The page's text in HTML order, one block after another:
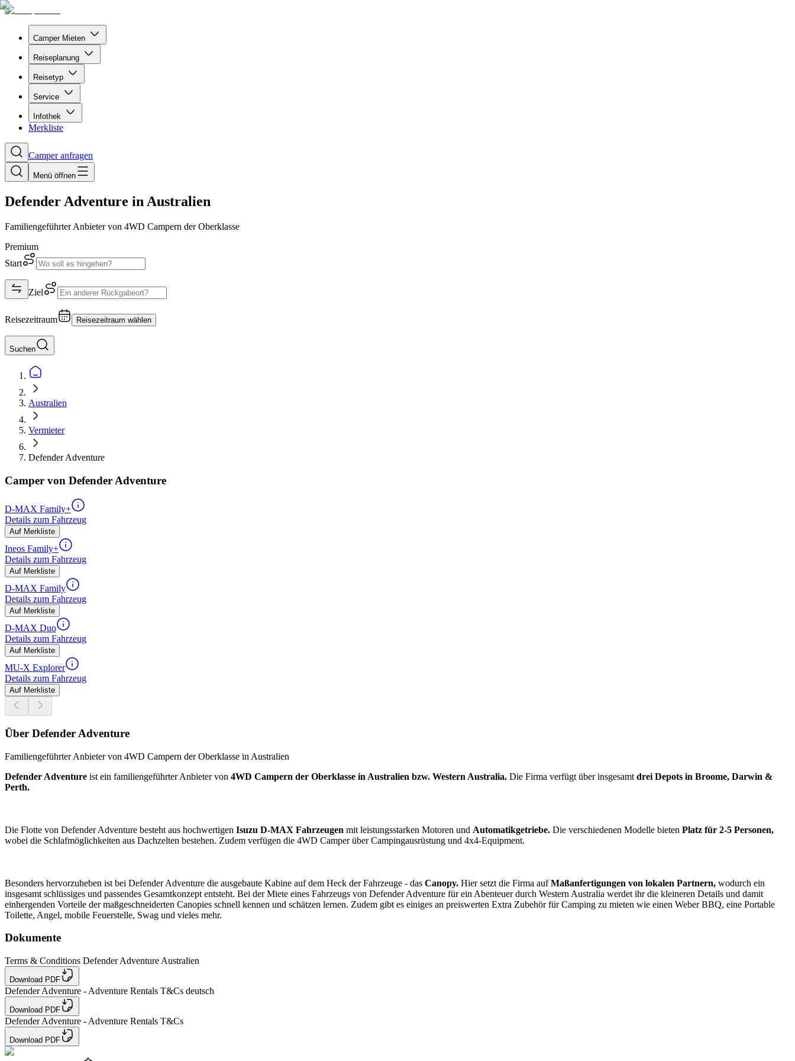
Camper Mieten
Reiseplanung
Reisetyp
Service
Infothek
Merkliste
Camper anfragen
Menü öffnen
Defender Adventure in Australien
Familiengeführter Anbieter von 4WD Campern der Oberklasse
Premium
Start
Ziel
Reisezeitraum Reisezeitraum wählen
Suchen
Australien
Vermieter
Defender Adventure
Camper von Defender Adventure
D-MAX Family+
Details zum Fahrzeug
Auf Merkliste
Ineos Family+
Details zum Fahrzeug
Auf Merkliste
D-MAX Family
Details zum Fahrzeug
Auf Merkliste
D-MAX Duo
Details zum Fahrzeug
Auf Merkliste
MU-X Explorer
Details zum Fahrzeug
Auf Merkliste
Über Defender Adventure
Familiengeführter Anbieter von 4WD Campern der Oberklasse in Australien
Defender Adventure ist ein familiengeführter Anbieter von 4WD Campern der Oberklasse in Australien bzw. Western Australia. Die Firma verfügt über insgesamt drei Depots in Broome, Darwin &
Perth.
Die Flotte von Defender Adventure besteht aus hochwertigen Isuzu D-MAX Fahrzeugen mit leistungsstarken Motoren und Automatikgetriebe. Die verschiedenen Modelle bieten Platz für 2-5 Personen,
wobei die Schlafmöglichkeiten aus Dachzelten bestehen. Zudem verfügen die 4WD Camper über Campingausrüstung und 4x4-Equipment.
Besonders hervorzuheben ist bei Defender Adventure die ausgebaute Kabine auf dem Heck der Fahrzeuge - das Canopy. Hier setzt die Firma aufMaßanfertigungen von lokalen Partnern, wodurch ein
insgesamt schlüssiges und passendes Gesamtkonzept entsteht. Bei der Miete eines Fahrzeugs von Defender Adventure für ein Abenteuer durch Western Australia werdet ihr die kleineren Details und damit
einhergenden Vorteile der maßgeschneiderten Canopies schnell kennen und schätzen lernen. Zudem gibt es einiges an preiswerten Extra Zubehör für Camping zu mieten wie einen Weber BBQ, eine Portable
Toilette, Angel, mobile Feuerstelle, Swag und vieles mehr.
Dokumente
Terms & Conditions Defender Adventure Australien
Download PDF
Defender Adventure - Adventure Rentals T&Cs deutsch
Download PDF
Defender Adventure - Adventure Rentals T&Cs
Download PDF